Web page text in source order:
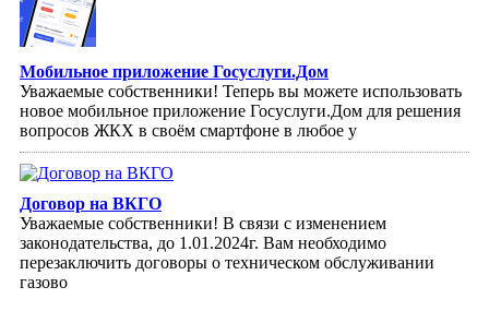
Мобильное приложение Госуслуги.Дом
Уважаемые собственники! Теперь вы можете использовать
новое мобильное приложение Госуслуги.Дом для решения
вопросов ЖКХ в своём смартфоне в любое у
Договор на ВКГО
Уважаемые собственники! В связи с изменением
законодательства, до 1.01.2024г. Вам необходимо
перезаключить договоры о техническом обслуживании
газово